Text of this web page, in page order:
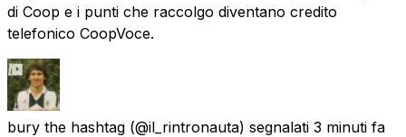
di Coop e i punti che raccolgo diventano credito
telefonico CoopVoce.
bury the hashtag (@il_rintronauta) segnalati 3 minuti fa